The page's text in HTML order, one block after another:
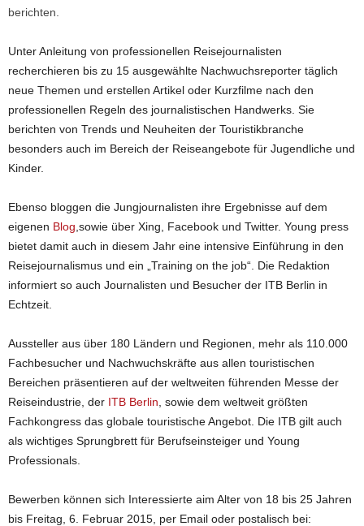
berichten.
Unter Anleitung von professionellen Reisejournalisten
recherchieren bis zu 15 ausgewählte Nachwuchsreporter täglich
neue Themen und erstellen Artikel oder Kurzfilme nach den
professionellen Regeln des journalistischen Handwerks. Sie
berichten von Trends und Neuheiten der Touristikbranche
besonders auch im Bereich der Reiseangebote für Jugendliche und
Kinder.
Ebenso bloggen die Jungjournalisten ihre Ergebnisse auf dem
eigenen Blog ,sowie über Xing, Facebook und Twitter. Young press
bietet damit auch in diesem Jahr eine intensive Einführung in den
Reisejournalismus und ein „Training on the job“. Die Redaktion
informiert so auch Journalisten und Besucher der ITB Berlin in
Echtzeit.
Aussteller aus über 180 Ländern und Regionen, mehr als 110.000
Fachbesucher und Nachwuchskräfte aus allen touristischen
Bereichen präsentieren auf der weltweiten führenden Messe der
Reiseindustrie, der ITB Berlin , sowie dem weltweit größten
Fachkongress das globale touristische Angebot. Die ITB gilt auch
als wichtiges Sprungbrett für Berufseinsteiger und Young
Professionals.
Bewerben können sich Interessierte aim Alter von 18 bis 25 Jahren
bis Freitag, 6. Februar 2015, per Email oder postalisch bei: